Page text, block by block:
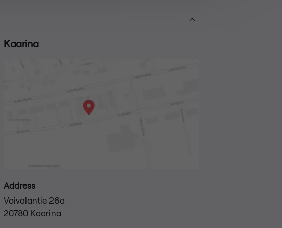
Kaarina
Address
Voivalantie 26a
20780 Kaarina